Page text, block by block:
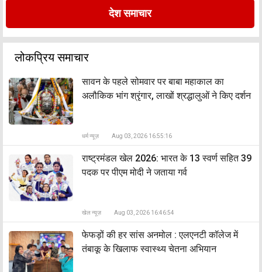
देश समाचार
लोकप्रिय समाचार
सावन के पहले सोमवार पर बाबा महाकाल का
अलौकिक भांग श्रृंगार, लाखों श्रद्धालुओं ने किए दर्शन
धर्म न्यूज़ Aug 03, 2026 16:55:16
राष्ट्रमंडल खेल 2026: भारत के 13 स्वर्ण सहित 39
पदक पर पीएम मोदी ने जताया गर्व
खेल न्यूज़ Aug 03, 2026 16:46:54
फेफड़ों की हर सांस अनमोल : एलएनटी कॉलेज में
तंबाकू के खिलाफ स्वास्थ्य चेतना अभियान